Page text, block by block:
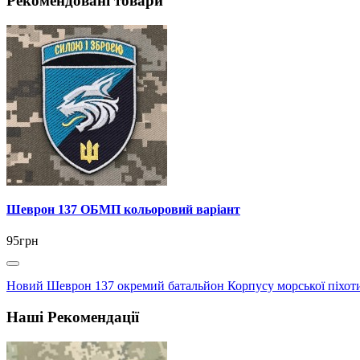
Шеврон 137 ОБМП кольоровий варіант
95грн
Новий Шеврон 137 окремий батальйон Корпусу морської
Наші Рекомендації